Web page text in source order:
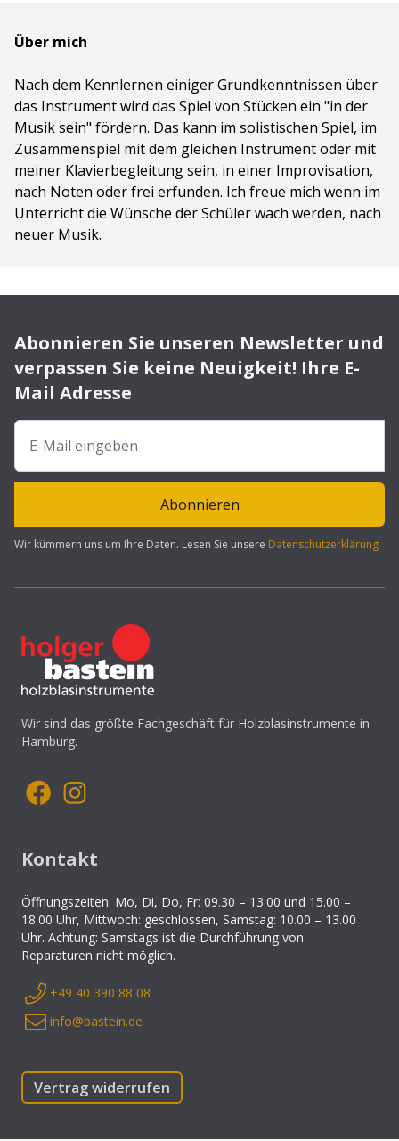
Über mich
Nach dem Kennlernen einiger Grundkenntnissen über
das Instrument wird das Spiel von Stücken ein "in der
Musik sein" fördern. Das kann im solistischen Spiel, im
Zusammenspiel mit dem gleichen Instrument oder mit
meiner Klavierbegleitung sein, in einer Improvisation,
nach Noten oder frei erfunden. Ich freue mich wenn im
Unterricht die Wünsche der Schüler wach werden, nach
neuer Musik.
Abonnieren Sie unseren Newsletter und
verpassen Sie keine Neuigkeit! Ihre E-
Mail Adresse
Abonnieren
Wir kümmern uns um Ihre Daten. Lesen Sie unsere Datenschutzerklärung
Wir sind das größte Fachgeschäft für Holzblasinstrumente in
Hamburg.
Kontakt
Öffnungszeiten: Mo, Di, Do, Fr: 09.30 – 13.00 und 15.00 –
18.00 Uhr, Mittwoch: geschlossen, Samstag: 10.00 – 13.00
Uhr. Achtung: Samstags ist die Durchführung von
Reparaturen nicht möglich.
+49 40 390 88 08
info@bastein.de
Vertrag widerrufen